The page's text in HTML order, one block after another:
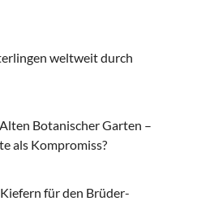
weltweit durch
Botanischer Garten –
als Kompromiss?
für den Brüder-